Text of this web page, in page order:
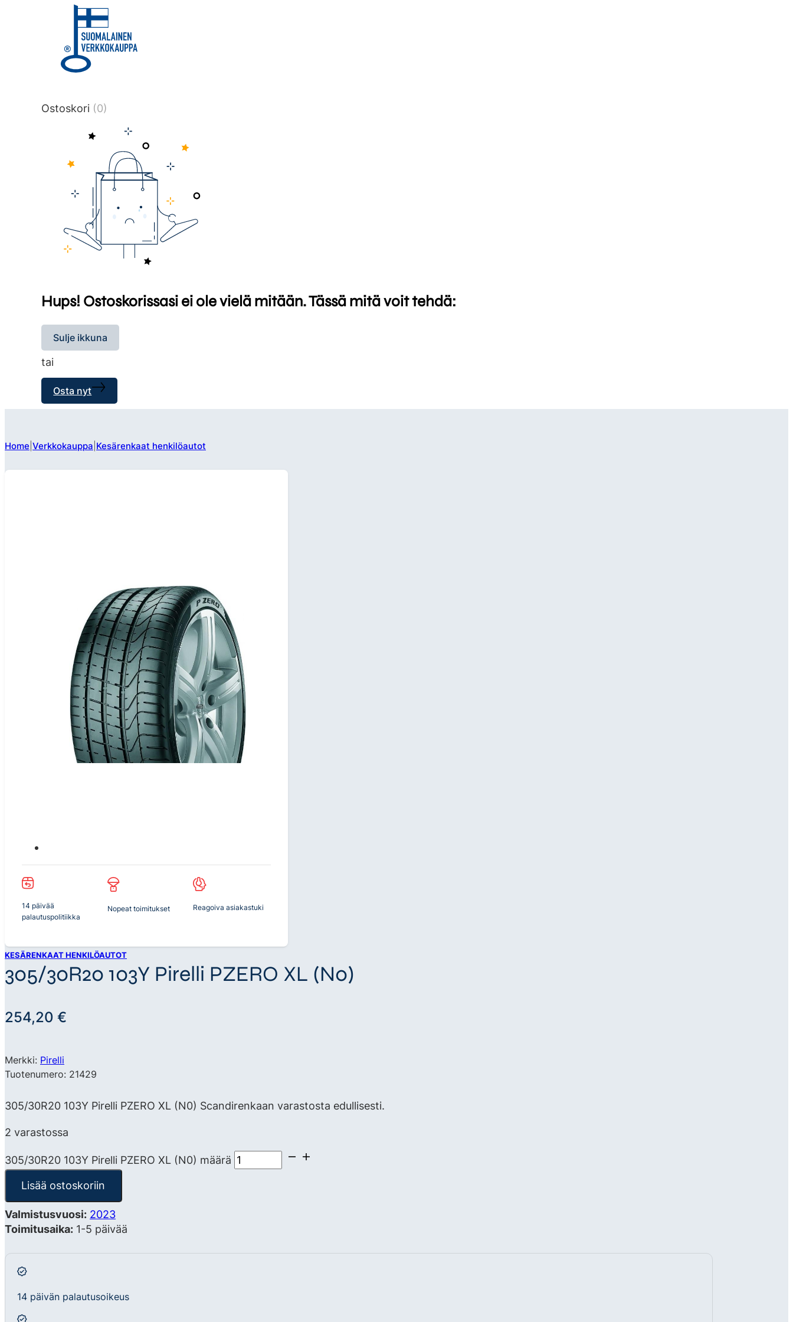
title or content.","post_type":
["product"],"ajax_loader_animation":"ripple","ajax_loader_selector":"#brxe-
tmlmvi","meta_query":
data-original-query-vars="[]" data-page="1" data-max-
Ostoskori (0)
Hups! Ostoskorissasi ei ole vielä mitään. Tässä mitä voit tehdä:
Sulje ikkuna
tai
Osta nyt
Home Verkkokauppa Kesärenkaat henkilöautot
14 päivää
palautuspolitiikka
Nopeat toimitukset Reagoiva asiakastuki
KESÄRENKAAT HENKILÖAUTOT
305/30R20 103Y Pirelli PZERO XL (N0)
254,20 €
Merkki: Pirelli
Tuotenumero: 21429
305/30R20 103Y Pirelli PZERO XL (N0) Scandirenkaan varastosta edullisesti.
2 varastossa
305/30R20 103Y Pirelli PZERO XL (N0) määrä
Lisää ostoskoriin
Valmistusvuosi: 2023
Toimitusaika: 1-5 päivää
14 päivän palautusoikeus